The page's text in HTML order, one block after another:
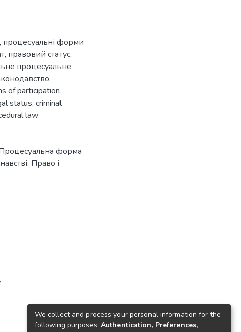
, процесуальні форми
, правовий статус,
процесуальне
,
of participation,
status, criminal
law
форма
Право і
We collect and process your personal information for the
following purposes: Authentication, Preferences,